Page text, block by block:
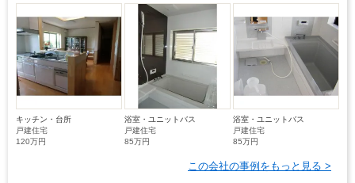
キッチン・台所
戸建住宅
120万円
浴室・ユニットバス
戸建住宅
85万円
浴室・ユニットバス
戸建住宅
85万円
この会社の事例をもっと見る >